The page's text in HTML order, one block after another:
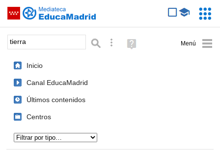
Saltar navegación
Palabra o frase: Búsqueda avanzada
Ayuda
(en
Inicio
Canal EducaMadrid
Últimos contenidos
Centros